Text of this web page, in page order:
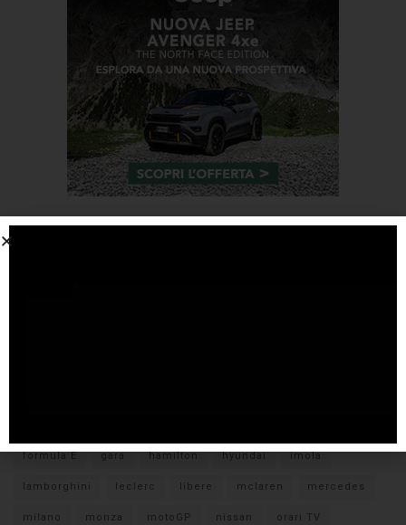
formula E gara hamilton hyundai imola
lamborghini leclerc libere mclaren mercedes
milano monza motoGP nissan orari TV